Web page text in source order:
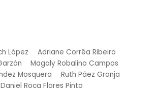
López
Adriane Corrêa Ribeiro
Magaly Robalino Campos
Mosquera
Ruth Páez Granja
Daniel Roca Flores Pinto